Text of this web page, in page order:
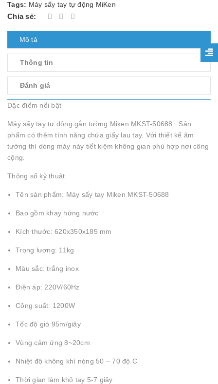
Tags: Máy sấy tay tự động MiKen
Chia sẻ:
Mô tả
Thông tin
Đánh giá
Đặc điểm nổi bật
Máy sấy tay tự động gắn tường Miken MKST-50688 . Sản
phẩm có thêm tính năng chứa giấy lau tay. Với thiết kế âm
tường thì dòng máy này tiết kiệm không gian phù hợp nơi công
cộng.
Thông số kỹ thuật
Tên sản phẩm: Máy sấy tay Miken MKST-50688
Bao gồm khay hứng nước
Kích thước: 620x350x185 mm
Trọng lượng: 11kg
Màu sắc: trắng inox
Điện áp: 220V/60Hz
Công suất: 1200W
Tốc độ gió 95m/giây
Vùng cảm ứng 8~20cm
Nhiệt độ không khí nóng 50 – 70 độ C
Thời gian làm khô tay 5-7 giây